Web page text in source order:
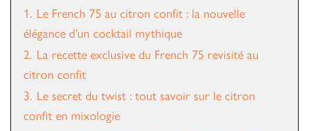
1. Le French 75 au citron confit : la nouvelle
élégance d’un cocktail mythique
2. La recette exclusive du French 75 revisité au
citron confit
3. Le secret du twist : tout savoir sur le citron
confit en mixologie